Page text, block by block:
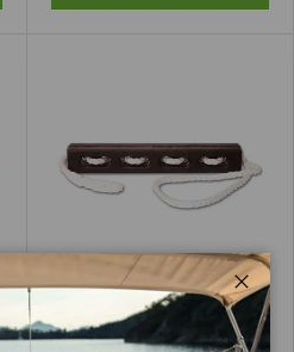
Hollex landvastveer tbv touw